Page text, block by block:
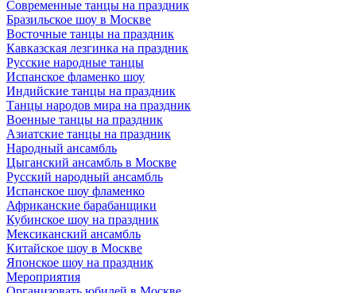
Современные танцы на праздник
Бразильское шоу в Москве
Восточные танцы на праздник
Кавказская лезгинка на праздник
Русские народные танцы
Испанское фламенко шоу
Индийские танцы на праздник
Танцы народов мира на праздник
Военные танцы на праздник
Азиатские танцы на праздник
Народный ансамбль
Цыганский ансамбль в Москве
Русский народный ансамбль
Испанское шоу фламенко
Африканские барабанщики
Кубинское шоу на праздник
Мексиканский ансамбль
Китайское шоу в Москве
Японское шоу на праздник
Мероприятия